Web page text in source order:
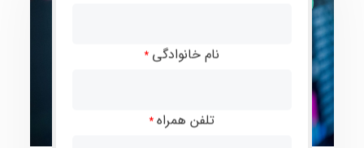
نام خانوادگی *
تلفن همراه *